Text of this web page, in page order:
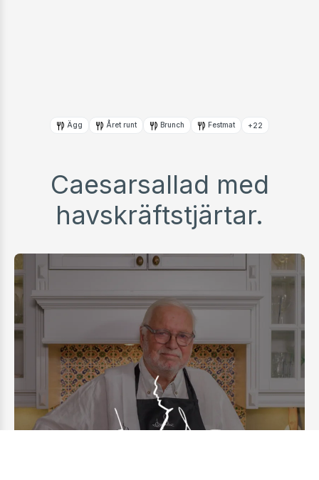
Ägg Året runt Brunch Festmat +22
Caesarsallad med
havskräftstjärtar.